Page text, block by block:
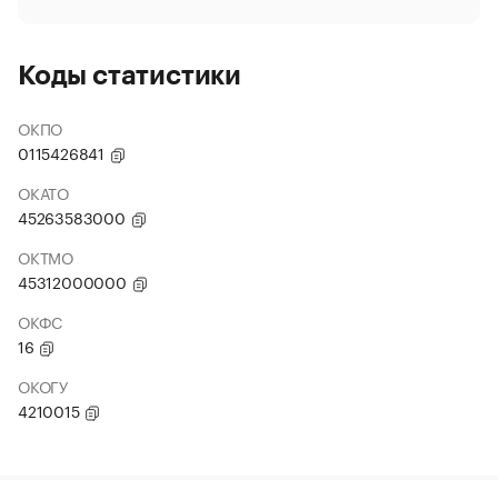
Коды статистики
ОКПО
0115426841
ОКАТО
45263583000
ОКТМО
45312000000
ОКФС
16
ОКОГУ
4210015